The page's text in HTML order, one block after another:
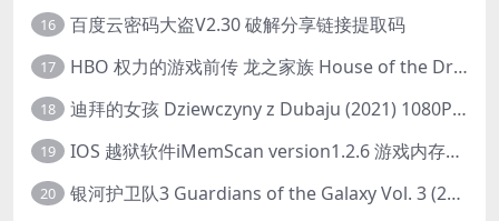
16 百度云密码大盗V2.30 破解分享链接提取码
17 HBO 权力的游戏前传 龙之家族 House of the Dragon (2022) 中字 1080P 更新4集
18 迪拜的女孩 Dziewczyny z Dubaju (2021) 1080P 中字
19 IOS 越狱软件iMemScan version1.2.6 游戏内存修改器
20 银河护卫队3 Guardians of the Galaxy Vol. 3 (2023)4K高清资源1080p只分享精品